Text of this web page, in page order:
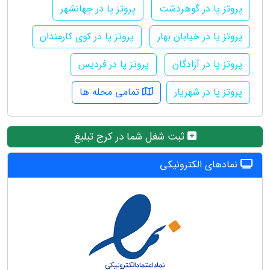
پروتز پا در گوهردشت
پروتز پا در جهانشهر
پروتز پا در خیابان بهار
پروتز پا در کوی کارمندان
پروتز پا در آزادگان
پروتز پا در فردیس
پروتز پا در شهریار
تمامی محله ها
ثبت شغل شما در کرج تبلیغ
نمادهای الکترونیکی